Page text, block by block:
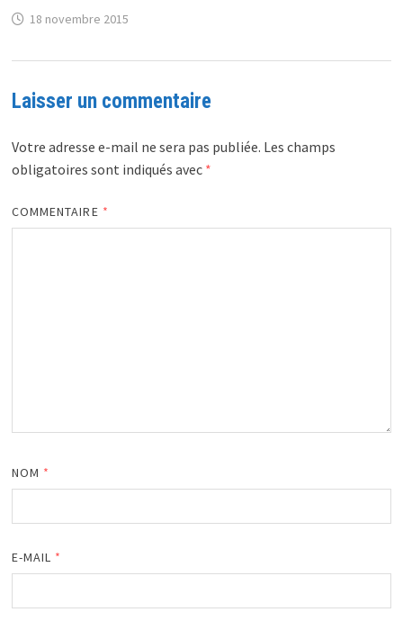
18 novembre 2015
Laisser un commentaire
Votre adresse e-mail ne sera pas publiée. Les champs
obligatoires sont indiqués avec *
COMMENTAIRE *
NOM *
E-MAIL *